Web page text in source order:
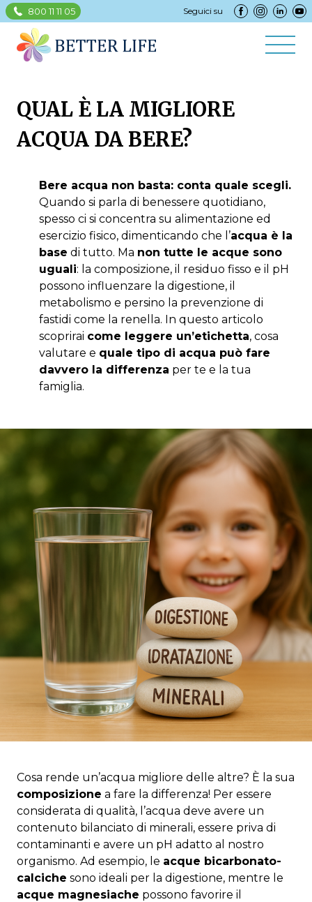
800 11 11 05 Seguici su
QUAL È LA MIGLIORE
ACQUA DA BERE?
Bere acqua non basta: conta quale scegli.
Quando si parla di benessere quotidiano,
spesso ci si concentra su alimentazione ed
esercizio fisico, dimenticando che l’acqua è la
base di tutto. Ma non tutte le acque sono
uguali: la composizione, il residuo fisso e il pH
possono influenzare la digestione, il
metabolismo e persino la prevenzione di
fastidi come la renella. In questo articolo
scoprirai come leggere un’etichetta, cosa
valutare e quale tipo di acqua può fare
davvero la differenza per te e la tua
famiglia.
Cosa rende un’acqua migliore delle altre? È la sua
composizione a fare la differenza! Per essere
considerata di qualità, l’acqua deve avere un
contenuto bilanciato di minerali, essere priva di
contaminanti e avere un pH adatto al nostro
organismo. Ad esempio, le acque bicarbonato-
calciche sono ideali per la digestione, mentre le
acque magnesiache possono favorire il